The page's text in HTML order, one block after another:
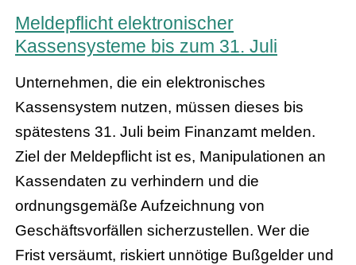
Meldepflicht elektronischer
Kassensysteme bis zum 31. Juli
Unternehmen, die ein elektronisches
Kassensystem nutzen, müssen dieses bis
spätestens 31. Juli beim Finanzamt melden.
Ziel der Meldepflicht ist es, Manipulationen an
Kassendaten zu verhindern und die
ordnungsgemäße Aufzeichnung von
Geschäftsvorfällen sicherzustellen. Wer die
Frist versäumt, riskiert unnötige Bußgelder und